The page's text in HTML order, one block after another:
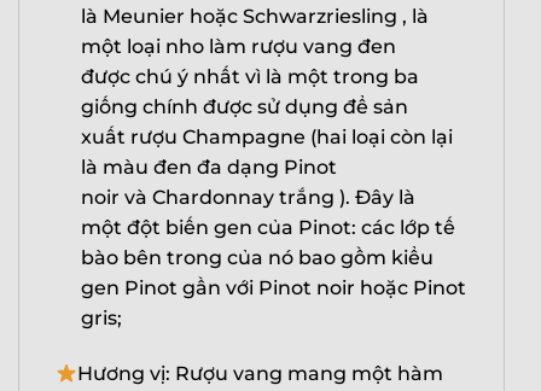
là Meunier hoặc Schwarzriesling , là
một loại nho làm rượu vang đen
được chú ý nhất vì là một trong ba
giống chính được sử dụng để sản
xuất rượu Champagne (hai loại còn lại
là màu đen đa dạng Pinot
noir và Chardonnay trắng ). Đây là
một đột biến gen của Pinot: các lớp tế
bào bên trong của nó bao gồm kiểu
gen Pinot gần với Pinot noir hoặc Pinot
gris;
Hương vị: Rượu vang mang một hàm